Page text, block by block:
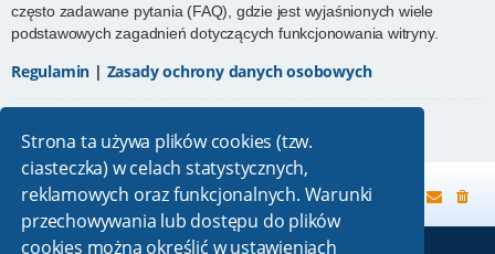
Strona ta używa plików cookies (tzw.
ciasteczka) w celach statystycznych,
reklamowych oraz funkcjonalnych. Warunki
przechowywania lub dostępu do plików
cookies można określić w ustawieniach
często zadawane pytania (FAQ), gdzie jest wyjaśnionych wiele
podstawowych zagadnień dotyczących funkcjonowania witryny.
Regulamin | Zasady ochrony danych osobowych
Strona główna